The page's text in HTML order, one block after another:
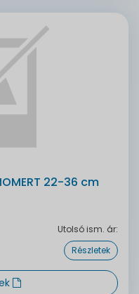
22-36 cm
Utolsó ism. ár:
Részletek